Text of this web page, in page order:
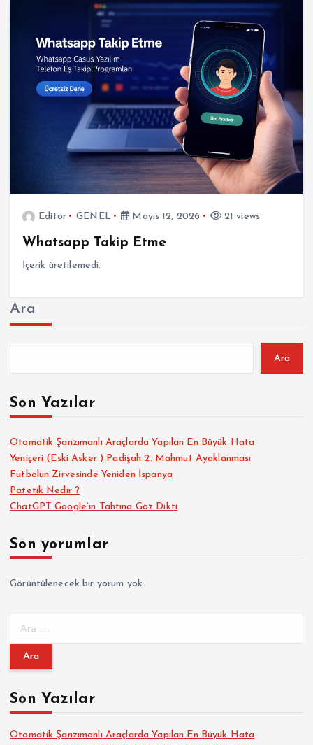
Editor GENEL Mayıs 12, 2026 21 views
Whatsapp Takip Etme
İçerik üretilemedi.
Ara
Ara
Son Yazılar
Otomatik Şanzımanlı Araçlarda Yapılan En Büyük Hata
Yeniçeri (Eski Asker ) Padişah 2. Mahmut Ayaklanması
Futbolun Zirvesinde Yeniden İspanya
Patetik Nedir ?
ChatGPT Google’ın Tahtına Göz Dikti
Son yorumlar
Görüntülenecek bir yorum yok.
m
:Son Yazılar
Otomatik Şanzımanlı Araçlarda Yapılan En Büyük Hata